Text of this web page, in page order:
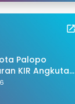
Palopo
KIR Angkutan
Rp600 Ribu,